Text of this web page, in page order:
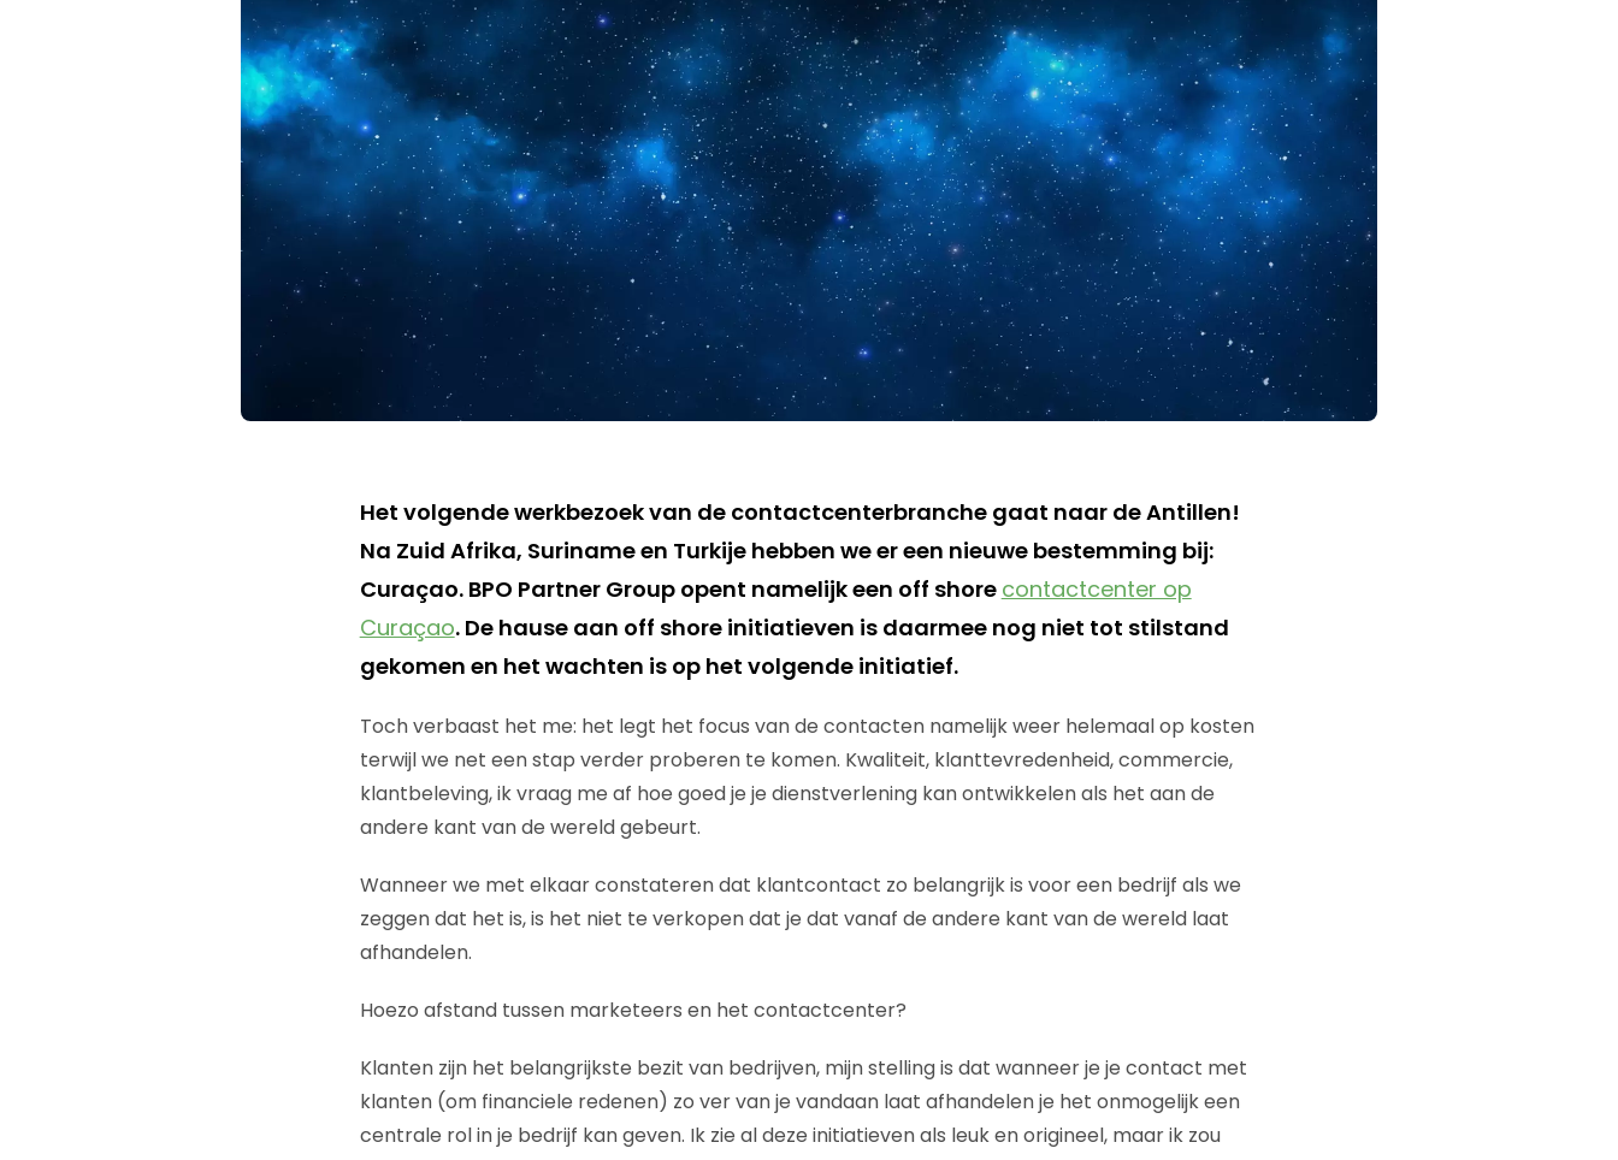
Het volgende werkbezoek van de contactcenterbranche gaat naar de Antillen!
Na Zuid Afrika, Suriname en Turkije hebben we er een nieuwe bestemming bij:
Curaçao. BPO Partner Group opent namelijk een off shore contactcenter op
Curaçao. De hause aan off shore initiatieven is daarmee nog niet tot stilstand
gekomen en het wachten is op het volgende initiatief.
Toch verbaast het me: het legt het focus van de contacten namelijk weer helemaal op kosten
terwijl we net een stap verder proberen te komen. Kwaliteit, klanttevredenheid, commercie,
klantbeleving, ik vraag me af hoe goed je je dienstverlening kan ontwikkelen als het aan de
andere kant van de wereld gebeurt.
Wanneer we met elkaar constateren dat klantcontact zo belangrijk is voor een bedrijf als we
zeggen dat het is, is het niet te verkopen dat je dat vanaf de andere kant van de wereld laat
afhandelen.
Hoezo afstand tussen marketeers en het contactcenter?
Klanten zijn het belangrijkste bezit van bedrijven, mijn stelling is dat wanneer je je contact met
klanten (om financiele redenen) zo ver van je vandaan laat afhandelen je het onmogelijk een
centrale rol in je bedrijf kan geven. Ik zie al deze initiatieven als leuk en origineel, maar ik zou